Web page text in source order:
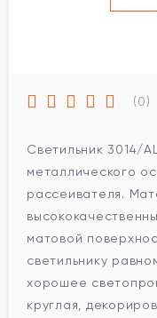
(0)
Светильник 3014/
металлического
рассеивателя.
матовой
светильнику
хорошее
круглая,